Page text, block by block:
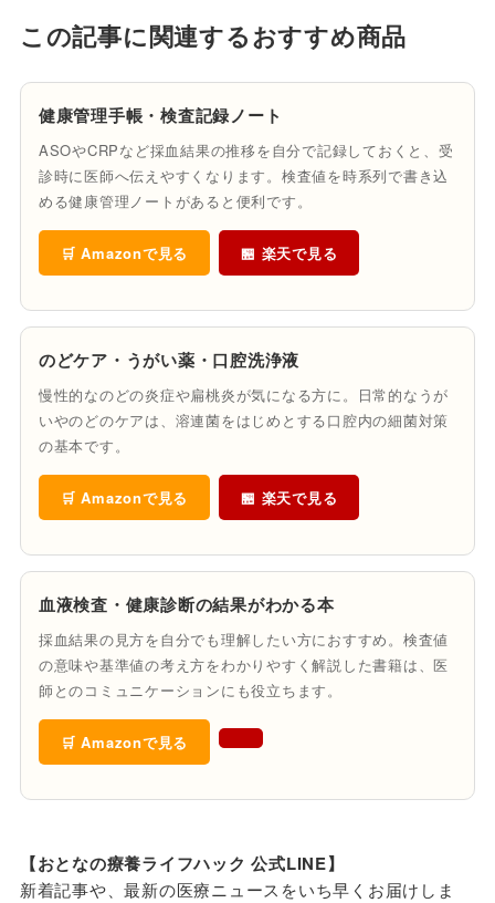
この記事に関連するおすすめ商品
健康管理手帳・検査記録ノート
ASOやCRPなど採血結果の推移を自分で記録しておくと、受
診時に医師へ伝えやすくなります。検査値を時系列で書き込
める健康管理ノートがあると便利です。
🛒 Amazonで見る 🏪 楽天で見る
のどケア・うがい薬・口腔洗浄液
慢性的なのどの炎症や扁桃炎が気になる方に。日常的なうが
いやのどのケアは、溶連菌をはじめとする口腔内の細菌対策
の基本です。
🛒 Amazonで見る 🏪 楽天で見る
血液検査・健康診断の結果がわかる本
採血結果の見方を自分でも理解したい方におすすめ。検査値
の意味や基準値の考え方をわかりやすく解説した書籍は、医
師とのコミュニケーションにも役立ちます。
🛒 Amazonで見る
【おとなの療養ライフハック 公式LINE】
新着記事や、最新の医療ニュースをいち早くお届けしま